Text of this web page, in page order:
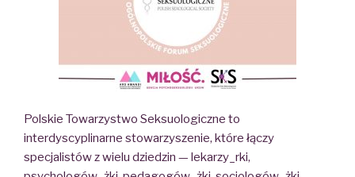
Polskie Towarzystwo Seksuologiczne to
interdyscyplinarne stowarzyszenie, które łączy
specjalistów z wielu dziedzin — lekarzy_rki,